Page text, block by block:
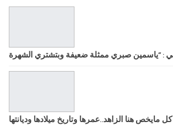
كل مايخص هنا الزاهد..عمرها وتاريخ ميلادها وديانتها